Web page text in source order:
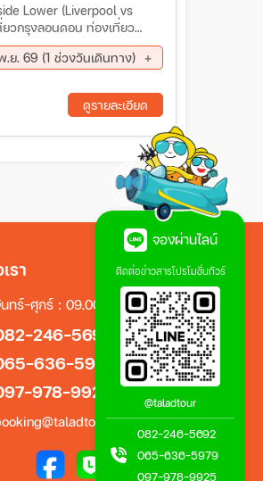
Lower (Liverpool vs
วกรุงลอนดอน ท่องเที่ยว
Outlet
ย. 69 (1 ช่วงวันเดินทาง)
ดูรายละเอียด
รา
ทร์-ศุกร์ : 09.00 - 18.00 น.
246-5692
636-5979
978-9925
จองผ่านไลน์
ติดต่อข่าวสารโปรโมชั่นทัวร์
@taladtour
082-246-5692
065-636-5979
097-978-9925